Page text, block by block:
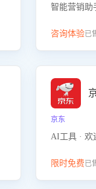
智能营销助
咨询体验已
京东
AI工具 · 欢
限时免费已